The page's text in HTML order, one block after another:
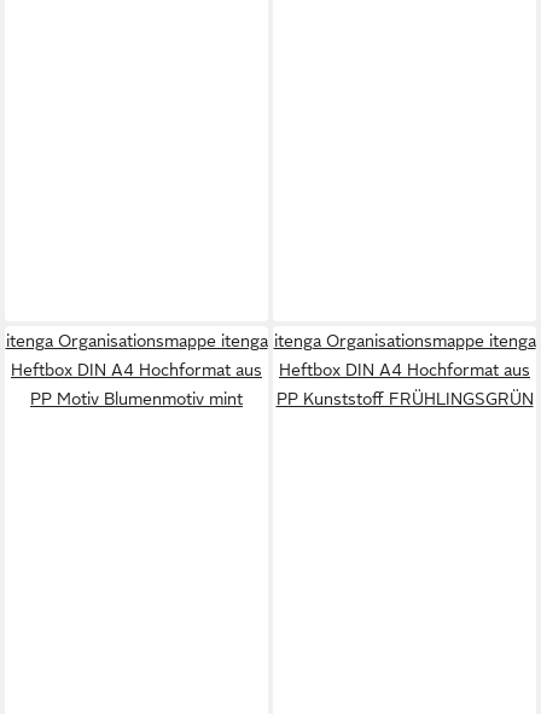
itenga Organisationsmappe itenga
Heftbox DIN A4 Hochformat aus
PP Motiv Blumenmotiv mint
itenga Organisationsmappe itenga
Heftbox DIN A4 Hochformat aus
PP Kunststoff FRÜHLINGSGRÜN